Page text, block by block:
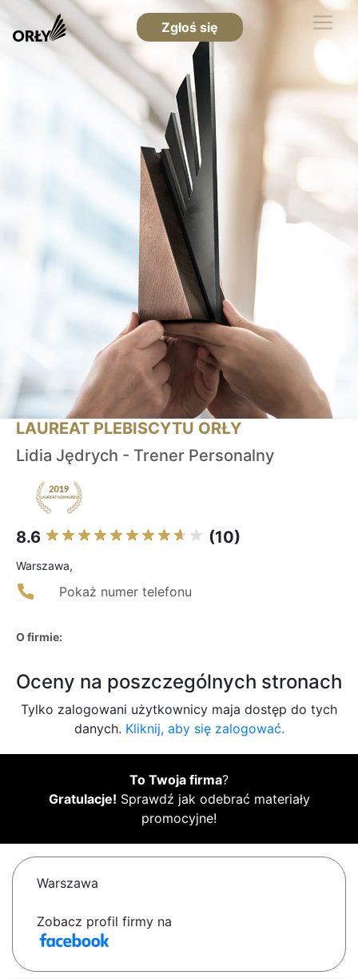
Zgłoś się
LAUREAT PLEBISCYTU ORŁY
Lidia Jędrych - Trener Personalny
8.6 (10)
Warszawa,
Pokaż numer telefonu
O firmie:
Oceny na poszczególnych stronach
Tylko zalogowani użytkownicy maja dostęp do tych
danych. Kliknij, aby się zalogować.
To Twoja firma?
Gratulacje! Sprawdź jak odebrać materiały
promocyjne!
Warszawa
Zobacz profil firmy na